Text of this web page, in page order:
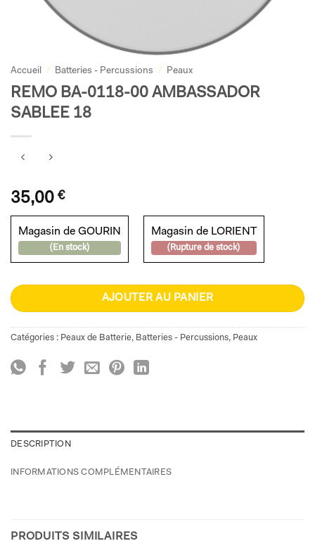
Accueil / Batteries - Percussions / Peaux
REMO BA-0118-00 AMBASSADOR
SABLEE 18
35,00 €
Magasin de GOURIN
(En stock)
Magasin de LORIENT
(Rupture de stock)
AJOUTER AU PANIER
Catégories : Peaux de Batterie, Batteries - Percussions, Peaux
DESCRIPTION
INFORMATIONS COMPLÉMENTAIRES
PRODUITS SIMILAIRES